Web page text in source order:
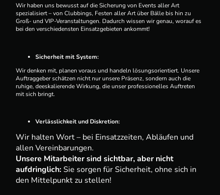
Wir haben uns bewusst auf die Sicherung von Events aller Art
spezialisiert – von Clubbings, Festen aller Art über Bälle bis hin zu
Groß- und VIP-Veranstaltungen. Dadurch wissen wir genau, worauf es
bei den verschiedensten Einsatzgebieten ankommt!
Sicherheit mit System:
Wir denken mit, planen voraus und handeln lösungsorientiert. Unsere
Auftraggeber schätzen nicht nur unsere Präsenz, sondern auch die
ruhige, deeskalierende Wirkung, die unser professionelles Auftreten
mit sich bringt.
Verlässlichkeit und Diskretion:
Wir halten Wort – bei Einsatzzeiten, Abläufen und
allen Vereinbarungen.
Unsere Mitarbeiter sind sichtbar, aber nicht
aufdringlich:Sie sorgen für Sicherheit, ohne sich in
den Mittelpunkt zu stellen!